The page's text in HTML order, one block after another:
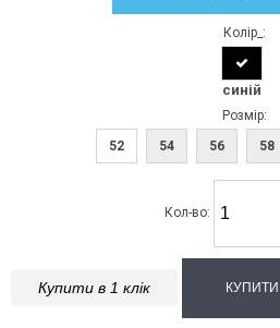
Колір_:
синій
Розмір:
52
54 56 58
Кол-во:
Купити в 1 клік